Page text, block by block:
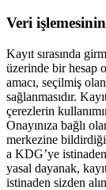
Veri
Kayıt sırasında
üzerinde bir hesap
amacı, seçilmiş
sağlanmasıdır.
çerezlerin
Onayınıza bağlı
merkezine
a KDG’ye
yasal dayanak,
istinaden sizden